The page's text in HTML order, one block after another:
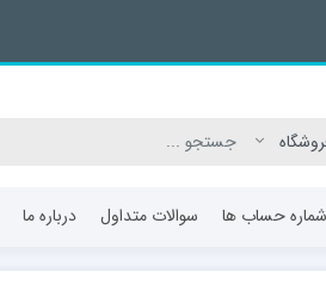
شماره حساب ها سوالات متداول درباره ما